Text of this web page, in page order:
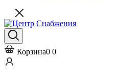
Корзина0 0